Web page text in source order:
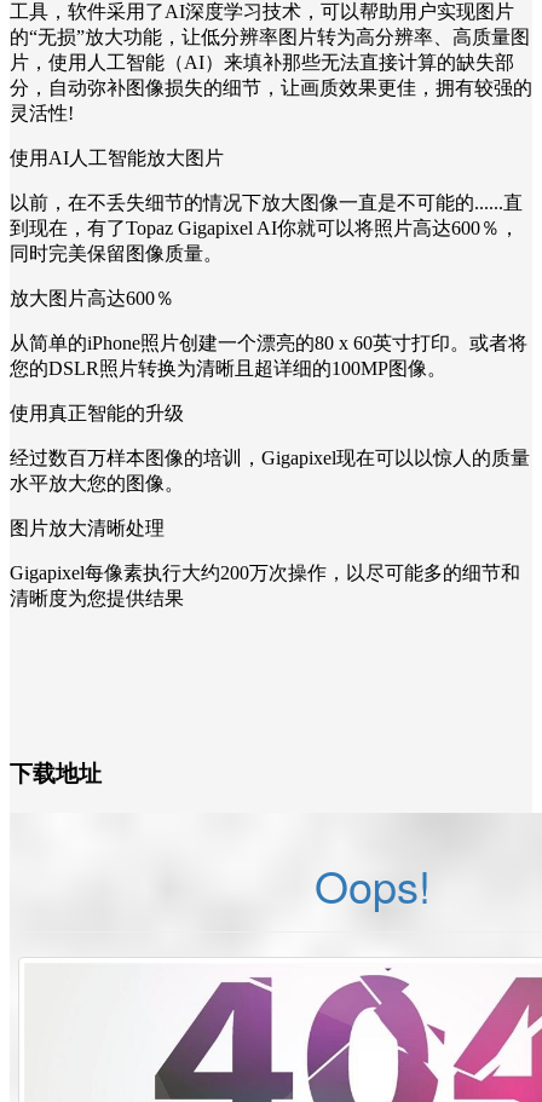
工具，软件采用了AI深度学习技术，可以帮助用户实现图片
的“无损”放大功能，让低分辨率图片转为高分辨率、高质量图
片，使用人工智能（AI）来填补那些无法直接计算的缺失部
分，自动弥补图像损失的细节，让画质效果更佳，拥有较强的
灵活性!
使用AI人工智能放大图片
以前，在不丢失细节的情况下放大图像一直是不可能的......直
到现在，有了Topaz Gigapixel AI你就可以将照片高达600％，
同时完美保留图像质量。
放大图片高达600％
从简单的iPhone照片创建一个漂亮的80 x 60英寸打印。或者将
您的DSLR照片转换为清晰且超详细的100MP图像。
使用真正智能的升级
经过数百万样本图像的培训，Gigapixel现在可以以惊人的质量
水平放大您的图像。
图片放大清晰处理
Gigapixel每像素执行大约200万次操作，以尽可能多的细节和
清晰度为您提供结果
下载地址